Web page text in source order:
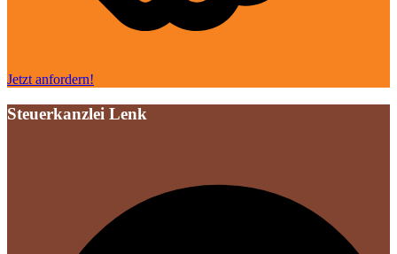
Jetzt anfordern!
Steuerkanzlei Lenk